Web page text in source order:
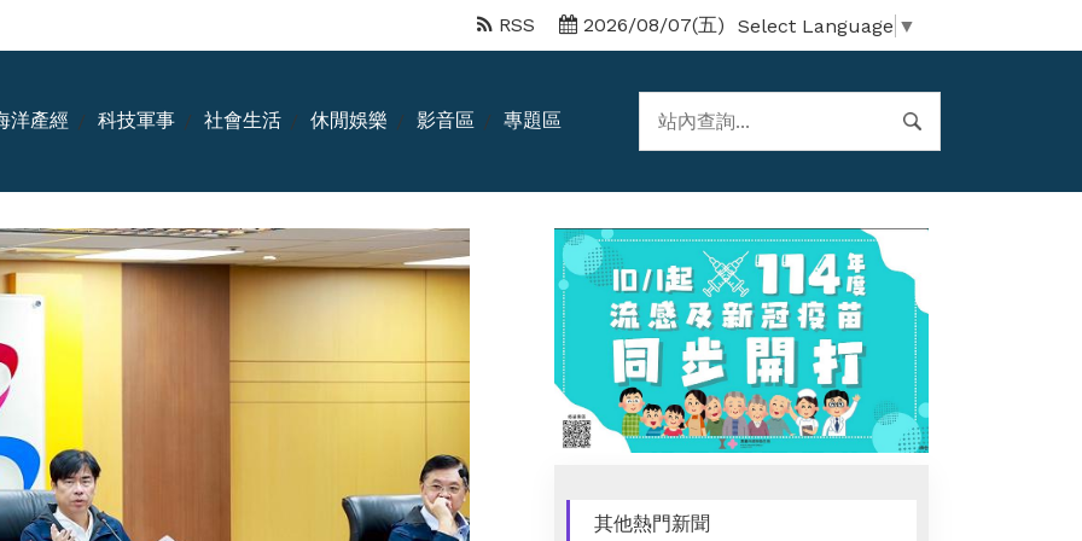
Select Language ▼
2026/08/07(五)
RSS
洋產經 科技軍事 社會生活 休閒娛樂 影音區 專題區
其他熱門新聞